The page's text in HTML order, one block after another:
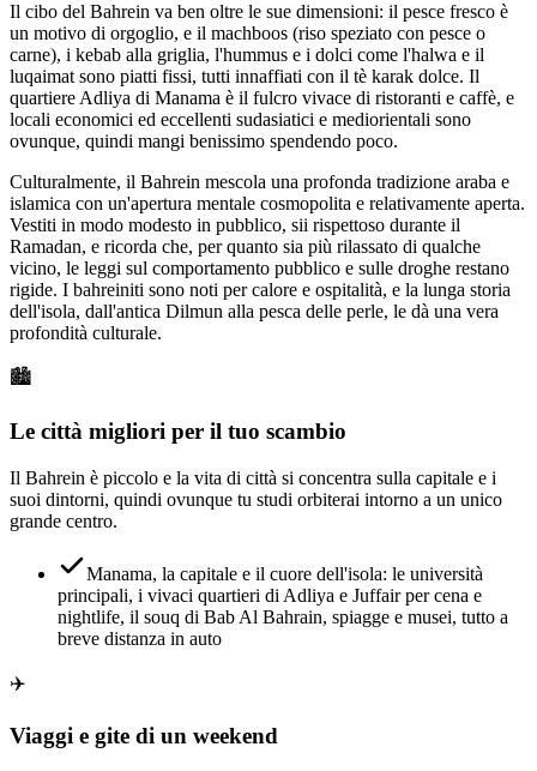
Il cibo del Bahrein va ben oltre le sue dimensioni: il pesce fresco è
un motivo di orgoglio, e il machboos (riso speziato con pesce o
carne), i kebab alla griglia, l'hummus e i dolci come l'halwa e il
luqaimat sono piatti fissi, tutti innaffiati con il tè karak dolce. Il
quartiere Adliya di Manama è il fulcro vivace di ristoranti e caffè, e
locali economici ed eccellenti sudasiatici e mediorientali sono
ovunque, quindi mangi benissimo spendendo poco.
Culturalmente, il Bahrein mescola una profonda tradizione araba e
islamica con un'apertura mentale cosmopolita e relativamente aperta.
Vestiti in modo modesto in pubblico, sii rispettoso durante il
Ramadan, e ricorda che, per quanto sia più rilassato di qualche
vicino, le leggi sul comportamento pubblico e sulle droghe restano
rigide. I bahreiniti sono noti per calore e ospitalità, e la lunga storia
dell'isola, dall'antica Dilmun alla pesca delle perle, le dà una vera
profondità culturale.
🏙️
Le città migliori per il tuo scambio
Il Bahrein è piccolo e la vita di città si concentra sulla capitale e i
suoi dintorni, quindi ovunque tu studi orbiterai intorno a un unico
grande centro.
Manama, la capitale e il cuore dell'isola: le università
principali, i vivaci quartieri di Adliya e Juffair per cena e
nightlife, il souq di Bab Al Bahrain, spiagge e musei, tutto a
breve distanza in auto
✈️
Viaggi e gite di un weekend